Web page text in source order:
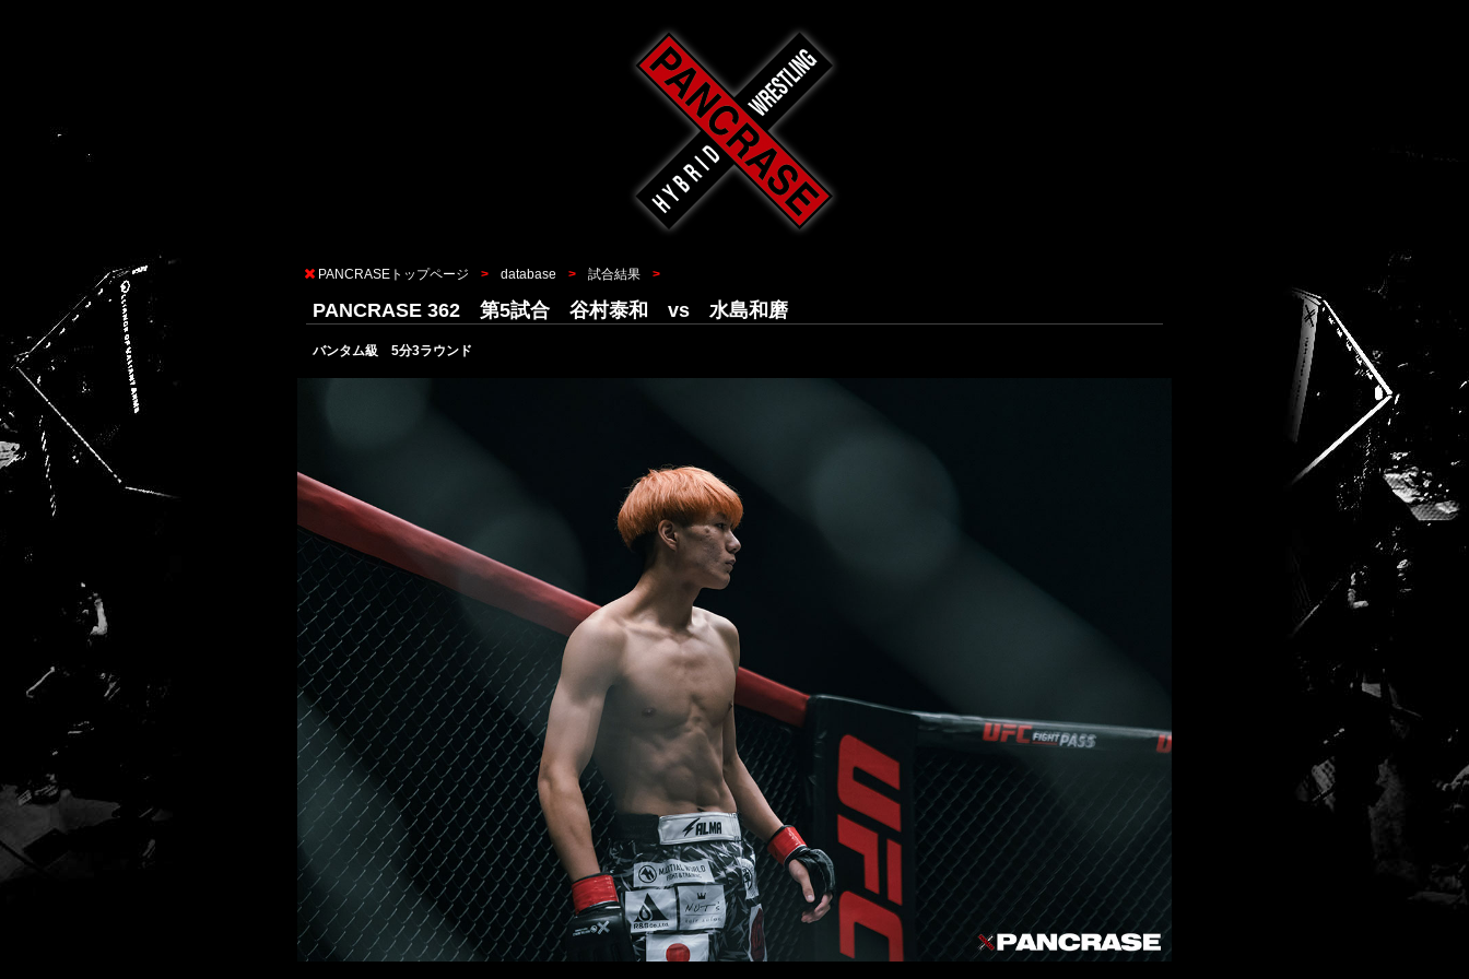
PANCRASEトップページ database 試合結果
PANCRASE 362 第5試合 谷村泰和 vs 水島和磨
バンタム級 5分3ラウンド